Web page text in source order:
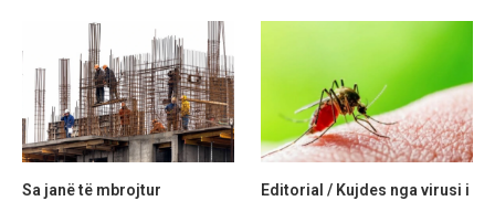
Sa janë të mbrojtur
Editorial / Kujdes nga virusi i